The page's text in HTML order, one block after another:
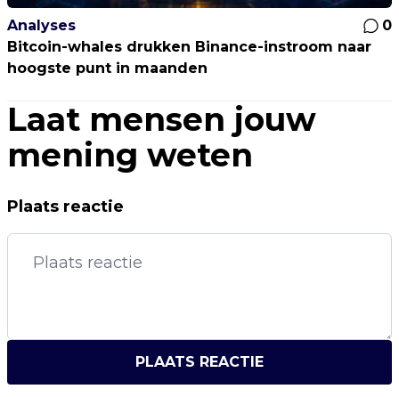
Analyses
0
Bitcoin-whales drukken Binance-instroom naar
hoogste punt in maanden
Laat mensen jouw
mening weten
Plaats reactie
PLAATS REACTIE